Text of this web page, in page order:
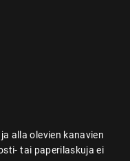
alla olevien kanavien
tai paperilaskuja ei